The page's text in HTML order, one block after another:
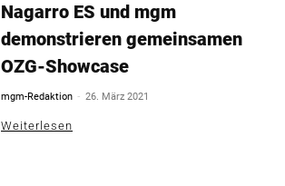
Nagarro ES und mgm
demonstrieren gemeinsamen
OZG-Showcase
mgm-Redaktion - 26. März 2021
Weiterlesen